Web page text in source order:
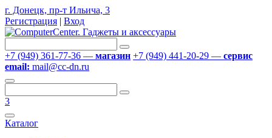
г. Донецк, пр-т Ильича, 3
Регистрация | Вход
+7 (949) 361-77-36 — магазин +7 (949) 441-20-29 — сервис
email: mail@cc-dn.ru
3
Каталог